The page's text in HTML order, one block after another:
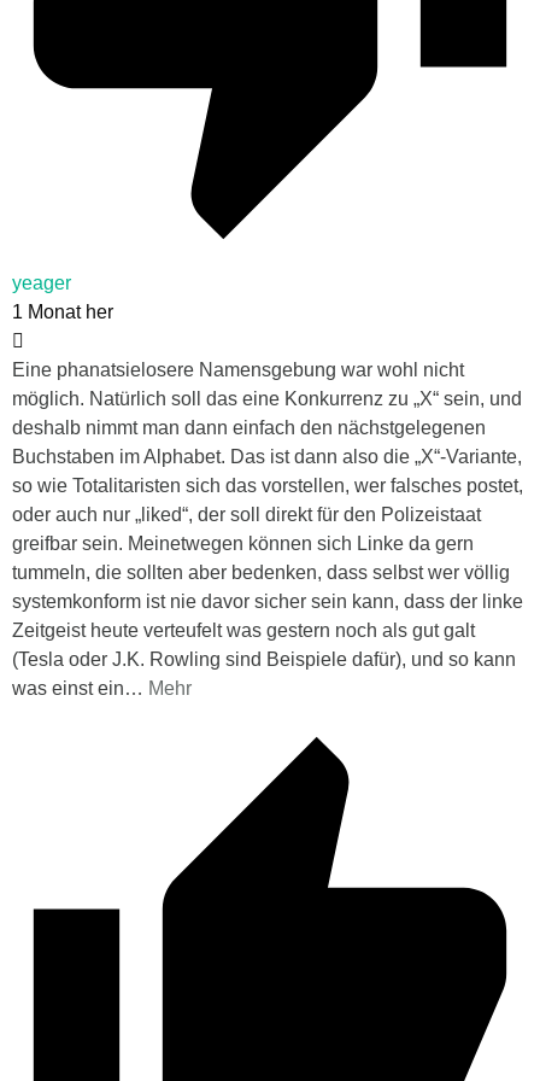
yeager
1 Monat her
Eine phanatsielosere Namensgebung war wohl nicht
möglich. Natürlich soll das eine Konkurrenz zu „X“ sein, und
deshalb nimmt man dann einfach den nächstgelegenen
Buchstaben im Alphabet. Das ist dann also die „X“-Variante,
so wie Totalitaristen sich das vorstellen, wer falsches postet,
oder auch nur „liked“, der soll direkt für den Polizeistaat
greifbar sein. Meinetwegen können sich Linke da gern
tummeln, die sollten aber bedenken, dass selbst wer völlig
systemkonform ist nie davor sicher sein kann, dass der linke
Zeitgeist heute verteufelt was gestern noch als gut galt
(Tesla oder J.K. Rowling sind Beispiele dafür), und so kann
was einst ein… Mehr